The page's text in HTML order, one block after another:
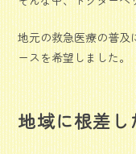
地元の救急医療の普及
ースを希望しました。
地域に根差